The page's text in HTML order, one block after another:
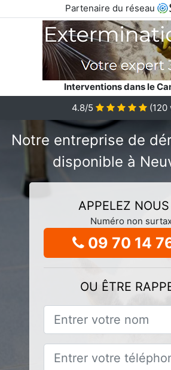
Partenaire du réseau
Interventions dans le
4.8/5
(120
Notre entreprise de
disponible à
APPELEZ
Numéro non
09 70 14
OU ÊTRE